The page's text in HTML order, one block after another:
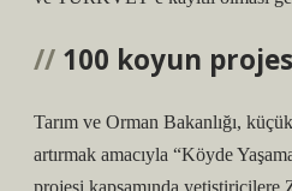
100 koyun
Tarım ve Orman Bakanlığı,
artırmak amacıyla “Köyde
projesi kapsamında yetiştiricilere